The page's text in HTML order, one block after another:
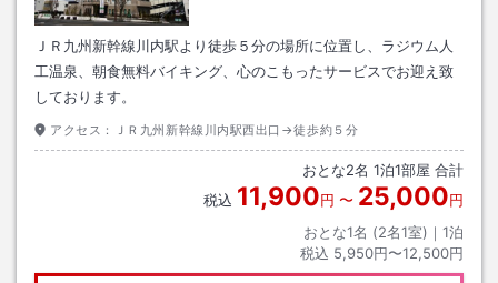
ＪＲ九州新幹線川内駅より徒歩５分の場所に位置し、ラジウム人
工温泉、朝食無料バイキング、心のこもったサービスでお迎え致
しております。
アクセス： ＪＲ九州新幹線川内駅西出口→徒歩約５分
おとな2名 1泊1部屋 合計
税込 11,900円 〜 25,000円
おとな1名 (2名1室)｜ 1泊
税込 5,950円〜12,500円